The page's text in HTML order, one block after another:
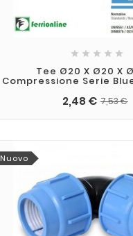
    
Tee Ø20 X Ø20 X
Compressione Serie
2,48 € 7,53 €
Nuovo